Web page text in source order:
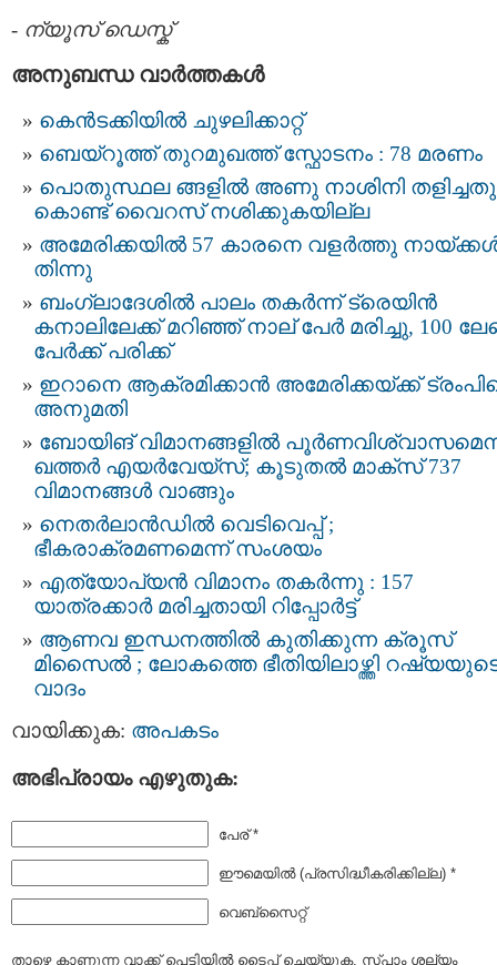
- ന്യൂസ് ഡെസ്ക്
അനുബന്ധ വാര്‍ത്തകള്‍
കെൻടക്കിയിൽ ചുഴലിക്കാറ്റ്
ബെയ്​റൂത്ത് തുറമുഖത്ത് സ്ഫോടനം : 78 മരണം
പൊതുസ്ഥല ങ്ങളില്‍ അണു നാശിനി തളിച്ചതു
കൊണ്ട് വൈറസ് നശിക്കുകയില്ല
അമേരിക്കയില്‍ 57 കാരനെ വളര്‍ത്തു
തിന്നു
ബംഗ്ലാദേശില്‍ പാലം തകര്‍ന്ന് ട്രെയിന്‍
കനാലിലേക്ക് മറിഞ്ഞ് നാല് പേര്‍ മരിച്ചു, 100
പേര്‍ക്ക് പരിക്ക്
ഇറാനെ ആക്രമിക്കാന്‍ അമേരിക്കയ്ക്ക്
അനുമതി
ബോയിങ് വിമാനങ്ങളില്‍
ഖത്തര്‍ എയര്‍വേയ്സ്; കൂടുതല്‍ മാക്സ് 737
വിമാനങ്ങള്‍ വാങ്ങും
നെതർലാൻഡിൽ വെടിവെപ്പ് ;
ഭീകരാക്രമണമെന്ന് സംശയം
എത്യോപ്യൻ വിമാനം തകര്‍ന്നു : 157
യാത്രക്കാര്‍ മരിച്ചതായി റിപ്പോര്‍ട്ട്
ആണവ ഇന്ധനത്തില്‍ കുതിക്കുന്ന ക്രൂസ്
മിസൈല്‍ ; ലോകത്തെ ഭീതിയിലാഴ്ത്തി
വാദം
വായിക്കുക: അപകടം
അഭിപ്രായം എഴുതുക:
പേര് *
ഈമെയില്‍ (പ്രസിദ്ധീകരിക്കില്ല) *
വെബ്സൈറ്റ്
താഴെ കാണുന്ന വാക്ക് പെട്ടിയില്‍ ടൈപ്പ്‌ ചെയ്യുക. സ്പാം ശല്യം